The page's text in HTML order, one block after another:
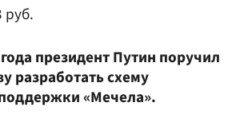
руб.
президент Путин поручил
разработать схему
«Мечела».